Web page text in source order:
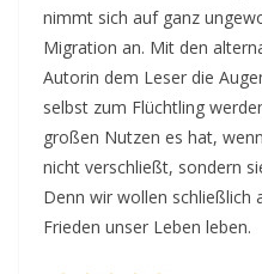
nimmt sich auf ganz
Migration an. Mit den
Autorin dem Leser die
selbst zum Flüchtling
großen Nutzen es hat,
nicht verschließt, sondern
Denn wir wollen schließlich
Frieden unser Leben leben.